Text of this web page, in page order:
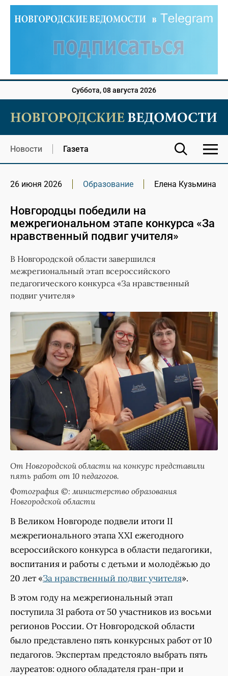
Суббота, 08 августа 2026
Новости Газета
26 июня 2026 Образование Елена Кузьмина
Новгородцы победили на
межрегиональном этапе конкурса «За
нравственный подвиг учителя»
В Новгородской области завершился
межрегиональный этап всероссийского
педагогического конкурса «За нравственный
подвиг учителя»
От Новгородской области на конкурс представили
пять работ от 10 педагогов.
Фотография ©: министерство образования
Новгородской области
В Великом Новгороде подвели итоги II
межрегионального этапа XXI ежегодного
всероссийского конкурса в области педагогики,
воспитания и работы с детьми и молодёжью до
20 лет «За нравственный подвиг учителя».
В этом году на межрегиональный этап
поступила 31 работа от 50 участников из восьми
регионов России. От Новгородской области
было представлено пять конкурсных работ от 10
педагогов. Экспертам предстояло выбрать пять
лауреатов: одного обладателя гран-при и